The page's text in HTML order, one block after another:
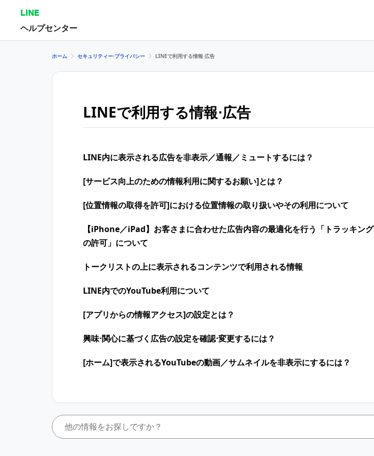
LINE
ヘルプセンター
ホーム セキュリティー⋅プライバシー LINEで利用する情報⋅広告
LINEで利用する情報⋅広告
LINE内に表示される広告を非表示／通報／ミュートするには？
[サービス向上のための情報利用に関するお願い]とは？
[位置情報の取得を許可]における位置情報の取り扱いやその利用について
【iPhone／iPad】お客さまに合わせた広告内容の最適化を行う「トラッキング
の許可」について
トークリストの上に表示されるコンテンツで利用される情報
LINE内でのYouTube利用について
[アプリからの情報アクセス]の設定とは？
興味⋅関心に​基づく​広告の​設定を​確認⋅変更するには？​
[ホーム]で表示されるYouTubeの動画／サムネイルを非表示にするには？